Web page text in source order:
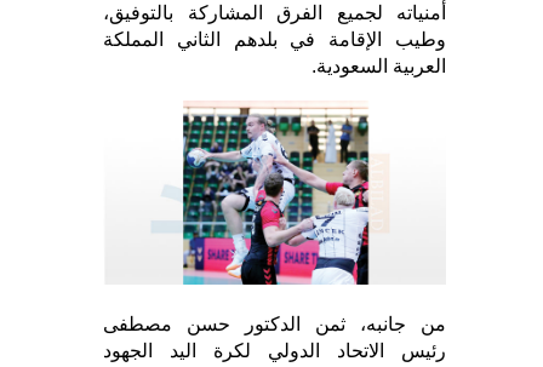
أمنياته لجميع الفرق المشاركة بالتوفيق،
وطيب الإقامة في بلدهم الثاني المملكة
العربية السعودية.
من جانبه، ثمن الدكتور حسن مصطفى
رئيس الاتحاد الدولي لكرة اليد الجهود